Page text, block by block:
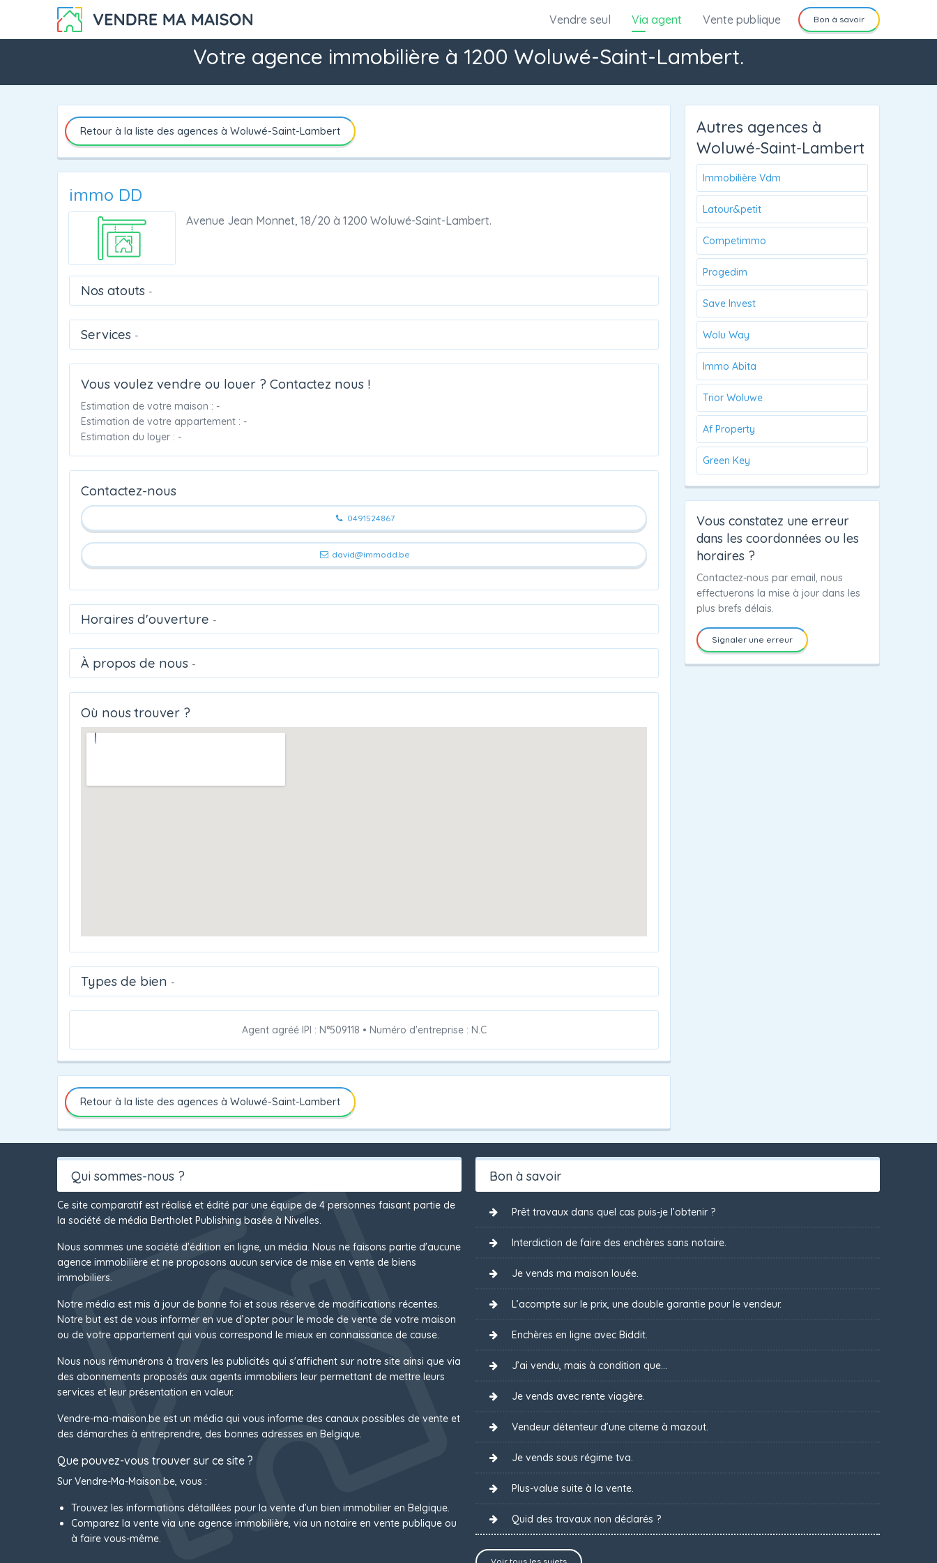
Vendre seul Via agent Vente publique Bon à savoir
Votre agence immobilière à 1200 Woluwé-Saint-Lambert.
Retour à la liste des agences à Woluwé-Saint-Lambert
immo DD
Avenue Jean Monnet, 18/20 à 1200 Woluwé-Saint-Lambert.
Nos atouts -
Services -
Vous voulez vendre ou louer ? Contactez nous !
Estimation de votre maison : -
Estimation de votre appartement : -
Estimation du loyer : -
Contactez-nous
0491524867
david@immodd.be
Horaires d'ouverture -
À propos de nous -
Où nous trouver ?
Types de bien -
Agent agréé IPI : N°509118 • Numéro d'entreprise : N.C
Retour à la liste des agences à Woluwé-Saint-Lambert
Autres agences à
Woluwé-Saint-Lambert
Immobilière Vdm
Latour&petit
Competimmo
Progedim
Save Invest
Wolu Way
Immo Abita
Trior Woluwe
Af Property
Green Key
Vous constatez une erreur
dans les coordonnées ou les
horaires ?
Contactez-nous par email, nous
effectuerons la mise à jour dans les
plus brefs délais.
Signaler une erreur
Qui sommes-nous ?
Ce site comparatif est réalisé et édité par une équipe de 4 personnes faisant partie de
la société de média Bertholet Publishing basée à Nivelles.
Nous sommes une société d'édition en ligne, un média. Nous ne faisons partie d'aucune
agence immobilière et ne proposons aucun service de mise en vente de biens
immobiliers.
Notre média est mis à jour de bonne foi et sous réserve de modifications récentes.
Notre but est de vous informer en vue d’opter pour le mode de vente de votre maison
ou de votre appartement qui vous correspond le mieux en connaissance de cause.
Nous nous rémunérons à travers les publicités qui s'affichent sur notre site ainsi que via
des abonnements proposés aux agents immobiliers leur permettant de mettre leurs
services et leur présentation en valeur.
Vendre-ma-maison.be est un média qui vous informe des canaux possibles de vente et
des démarches à entreprendre, des bonnes adresses en Belgique.
Que pouvez-vous trouver sur ce site ?
Sur Vendre-Ma-Maison.be, vous :
Trouvez les informations détaillées pour la vente d’un bien immobilier en Belgique.
Comparez la vente via une agence immobilière, via un notaire en vente publique ou
à faire vous-même.
Bon à savoir
Prêt travaux dans quel cas puis-je l’obtenir ?
Interdiction de faire des enchères sans notaire.
Je vends ma maison louée.
L’acompte sur le prix, une double garantie pour le vendeur.
Enchères en ligne avec Biddit.
J’ai vendu, mais à condition que...
Je vends avec rente viagère.
Vendeur détenteur d’une citerne à mazout.
Je vends sous régime tva.
Plus-value suite à la vente.
Quid des travaux non déclarés ?